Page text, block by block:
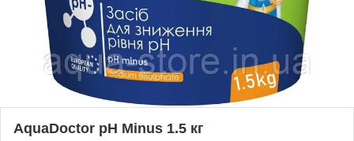
AquaDoctor pH Minus 1.5 кг